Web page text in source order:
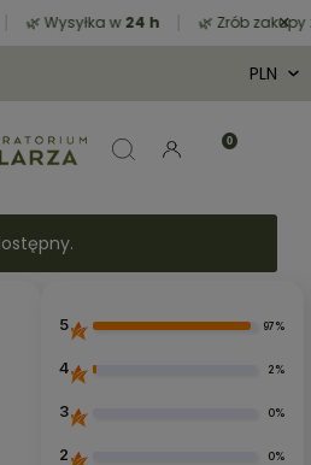
🌿 Wysyłka w24 h 🌿 Zrób zakupy
×
5 97%
4 2%
3 0%
2 0%